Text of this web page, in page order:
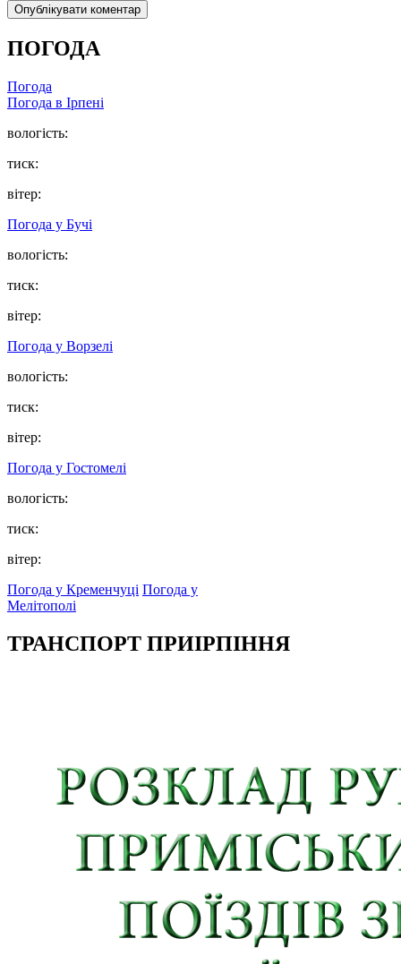
ПОГОДА
Погода
Погода в Ірпені
вологість:
тиск:
вітер:
Погода у Бучі
вологість:
тиск:
вітер:
Погода у Ворзелі
вологість:
тиск:
вітер:
Погода у Гостомелі
вологість:
тиск:
вітер:
Погода у Кременчуці Погода у
Мелітополі
ТРАНСПОРТ ПРИІРПІННЯ